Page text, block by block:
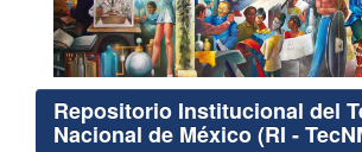
Repositorio Institucional del
Nacional de México (RI -